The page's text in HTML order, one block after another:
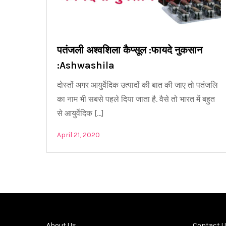
पतंजली अश्वशिला कैप्सूल :फायदे नुकसान
:Ashwashila
दोस्तों अगर आयुर्वेदिक उत्पादों की बात की जाए तो पतंजलि
का नाम भी सबसे पहले दिया जाता है. वैसे तो भारत में बहुत
से आयुर्वेदिक […]
April 21, 2020